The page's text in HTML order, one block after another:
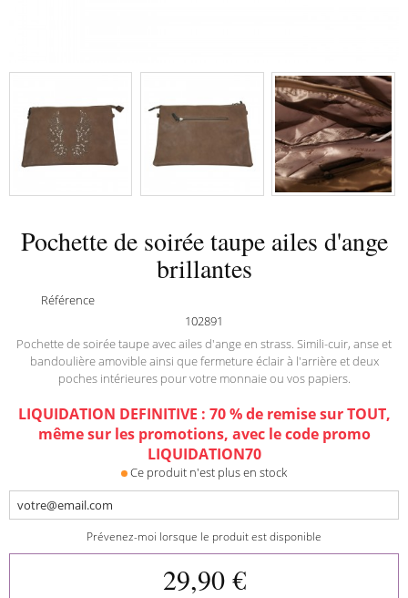
Pochette de soirée taupe ailes d'ange
brillantes
Référence
102891
Pochette de soirée taupe avec ailes d'ange en strass. Simili-cuir, anse et
bandoulière amovible ainsi que fermeture éclair à l'arrière et deux
poches intérieures pour votre monnaie ou vos papiers.
LIQUIDATION DEFINITIVE : 70 % de remise sur TOUT,
même sur les promotions, avec le code promo
LIQUIDATION70
Ce produit n'est plus en stock
Prévenez-moi lorsque le produit est disponible
29,90 €